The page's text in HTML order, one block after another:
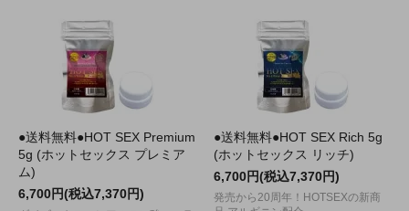
●送料無料●HOT SEX Premium
5g (ホットセックス プレミア
ム)
6,700円(税込7,370円)
●送料無料●HOT SEX Rich 5g
(ホットセックス リッチ)
6,700円(税込7,370円)
発売から20周年！HOTSEXの新商